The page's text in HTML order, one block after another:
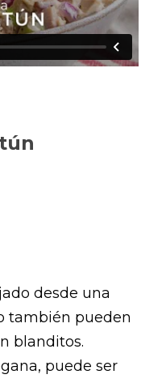
desde una
también pueden
blanditos.
puede ser